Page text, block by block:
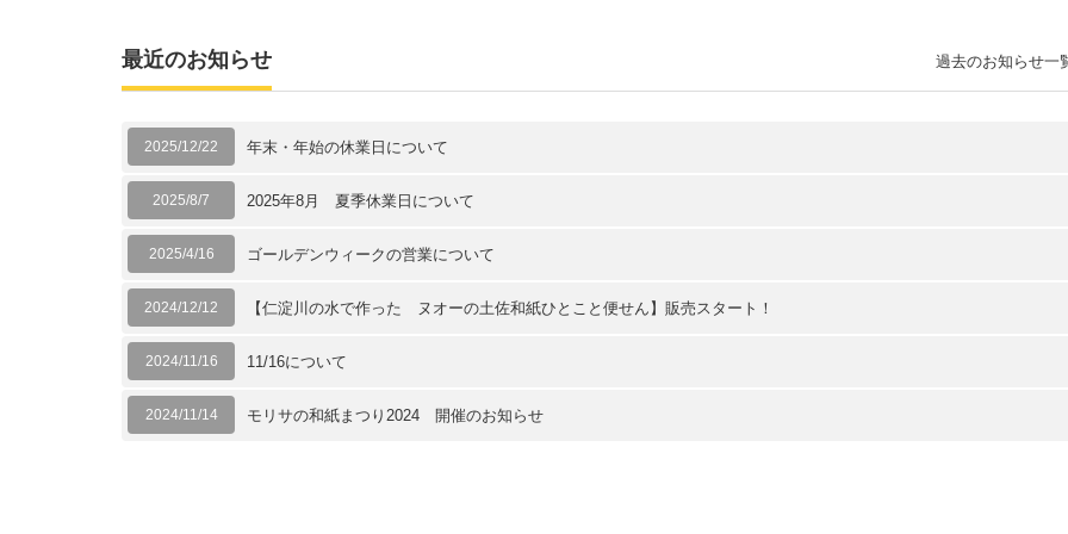
最近のお知らせ
2025/12/22 年末・年始の休業日について
2025/8/7 2025年8月 夏季休業日について
2025/4/16 ゴールデンウィークの営業について
2024/12/12 【仁淀川の水で作った ヌオーの土佐和紙ひとこと便せん】販売スタート！
2024/11/16 11/16について
2024/11/14 モリサの和紙まつり2024 開催のお知らせ
過去のお知らせ一